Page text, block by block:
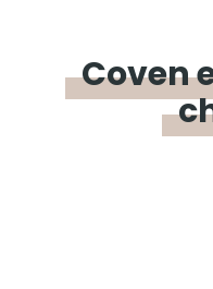
Coven